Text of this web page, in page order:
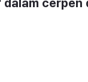
cerpen